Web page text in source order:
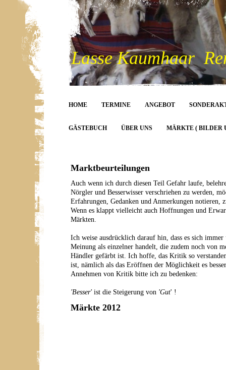
Lasse Kaumhaar
HOME TERMINE ANGEBOT
GÄSTEBUCH ÜBER UNS MÄRKTE ( BILDER
Marktbeurteilungen
Auch wenn ich durch diesen Teil Gefahr laufe,
Nörgler und Besserwisser verschriehen zu werden,
Erfahrungen, Gedanken und Anmerkungen notieren,
Wenn es klappt vielleicht auch Hoffnungen und
Märkten.
Ich weise ausdrücklich darauf hin, dass es sich
Meinung als einzelner handelt, die zudem noch von
Händler gefärbt ist. Ich hoffe, das Kritik so
ist, nämlich als das Eröffnen der Möglichkeit es
Annehmen von Kritik bitte ich zu bedenken:
'Besser' ist die Steigerung von 'Gut' !
Märkte 2012